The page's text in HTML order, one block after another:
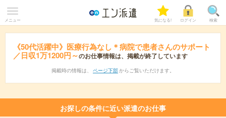
メニュー 気になる! ログイン 検索
《50代活躍中》医療行為なし＊病院で患者さんのサポート
／日収1万1200円～のお仕事情報は、掲載が終了しています
掲載時の情報は、 ページ下部 からご覧いただけます。
お探しの条件に近い派遣のお仕事